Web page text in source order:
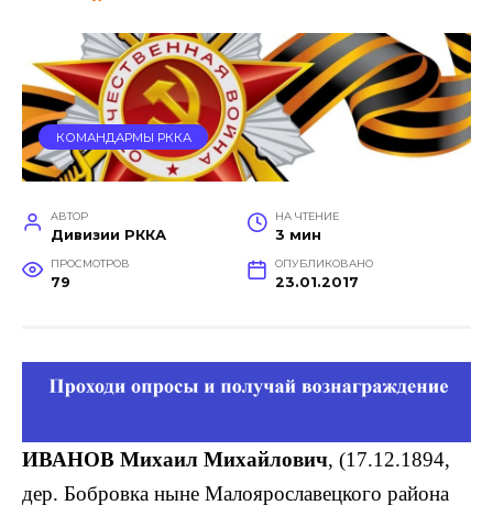
КОМАНДАРМЫ РККА
АВТОР
Дивизии РККА
НА ЧТЕНИЕ
3 мин
ПРОСМОТРОВ
79
ОПУБЛИКОВАНО
23.01.2017
ИВАНОВ Михаил Михайлович, (17.12.1894,
дер. Бобровка ныне Малоярославецкого района